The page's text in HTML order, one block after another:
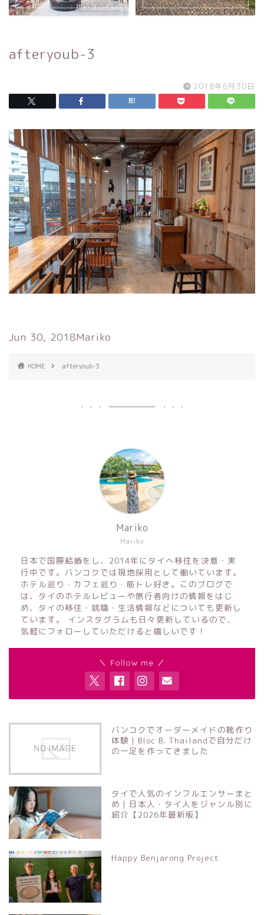
afteryoub-3
2018年6月30日
Jun 30, 2018Mariko
HOME afteryoub-3
Mariko
Mariko
日本で国際結婚をし、2014年にタイへ移住を決意・実
行中です。バンコクでは現地採用として働いています。
ホテル巡り・カフェ巡り・筋トレ好き。このブログで
は、タイのホテルレビューや旅行者向けの情報をはじ
め、タイの移住・就職・生活情報などについても更新し
ています。 インスタグラムも日々更新しているので、
気軽にフォローしていただけると嬉しいです！
＼ Follow me ／
バンコクでオーダーメイドの靴作り
体験｜Bloc B. Thailandで自分だけ
の一足を作ってきました
タイで人気のインフルエンサーまと
め｜日本人・タイ人をジャンル別に
紹介【2026年最新版】
Happy Benjarong Project